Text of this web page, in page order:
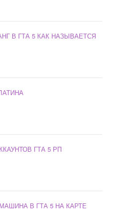
В ГТА 5 КАК НАЗЫВАЕТСЯ
ГТА 5 РП
В ГТА 5 НА КАРТЕ